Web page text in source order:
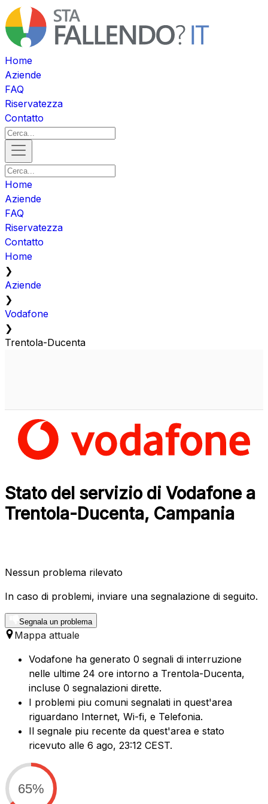
Home
Aziende
FAQ
Riservatezza
Contatto
Home
Aziende
FAQ
Riservatezza
Contatto
Home
❯
Aziende
❯
Vodafone
❯
Trentola-Ducenta
Stato del servizio di Vodafone a
Trentola-Ducenta, Campania
Nessun problema rilevato
In caso di problemi, inviare una segnalazione di seguito.
Segnala un problema
Mappa attuale
Vodafone ha generato 0 segnali di interruzione
nelle ultime 24 ore intorno a Trentola-Ducenta,
incluse 0 segnalazioni dirette.
I problemi piu comuni segnalati in quest'area
riguardano Internet, Wi-fi, e Telefonia.
Il segnale piu recente da quest'area e stato
ricevuto alle 6 ago, 23:12 CEST.
65%